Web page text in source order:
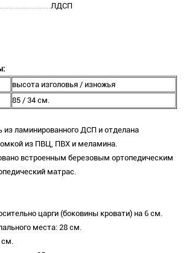
ЛДСП
высота изголовья / изножья
85 / 34 см.
из ламинированного ДСП и отделана
из ПВЦ, ПВХ и меламина.
встроенным березовым ортопедическим
матрас.
царги (боковины кровати) на 6 см.
места: 28 см.
см.